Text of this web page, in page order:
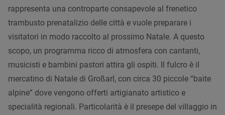
rappresenta una controparte consapevole al frenetico
trambusto prenatalizio delle città e vuole preparare i
visitatori in modo raccolto al prossimo Natale. A questo
scopo, un programma ricco di atmosfera con cantanti,
musicisti e bambini pastori attira gli ospiti. Il fulcro è il
mercatino di Natale di Großarl, con circa 30 piccole “baite
alpine” dove vengono offerti artigianato artistico e
specialità regionali. Particolarità è il presepe del villaggio in